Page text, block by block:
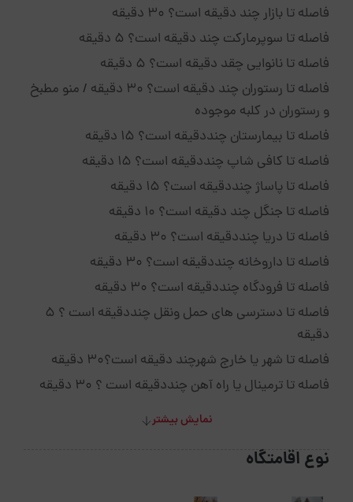
فاصله تا بازار چند دقیقه است؟ ۳۰ دقیقه
فاصله تا سوپرمارکت چند دقیقه است؟ ۵ دقیقه
فاصله تا نانوایی چقد دقیقه است؟ ۵ دقیقه
فاصله تا رستوران چند دقیقه است؟ ۳۰ دقیقه / منو مطبخ
و رستوران در کلبه موجوده
فاصله تا بیمارستان چنددقیقه است؟ ۱۵ دقیقه
فاصله تا کافی شاپ چنددقیقه است؟ ۱۵ دقیقه
فاصله تا پاساژ چنددقیقه است؟ ۱۵ دقیقه
فاصله تا جنگل چند دقیقه است؟ ۱۰ دقیقه
فاصله تا دریا چنددقیقه است؟ ۳۰ دقیقه
فاصله تا داروخانه چنددقیقه است؟ ۳۰ دقیقه
فاصله تا فرودگاه چنددقیقه است؟ ۳۰ دقیقه
فاصله تا دسترسی های حمل ونقل چنددقیقه است ؟ ۵
دقیقه
فاصله تا شهر یا خارج شهرچند دقیقه است؟۳۰ دقیقه
فاصله تا ترمینال یا راه آهن چنددقیقه است ؟ ۳۰ دقیقه
نمایش بیشتر
نوع اقامتگاه